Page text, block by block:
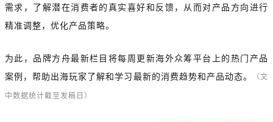
需求，了解潜在消费者的真实喜好和反馈，从而对产品方向进行
精准调整，优化产品策略。
为此，品牌方舟最新栏目将每周更新海外众筹平台上的热门产品
案例，帮助出海玩家了解和学习最新的消费趋势和产品动态。
（文
中数据统计截至发稿日）